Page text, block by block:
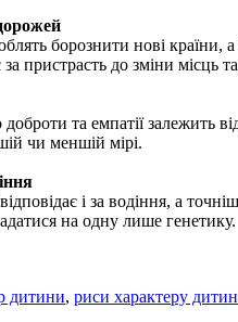
борознити нові країни,
за пристрасть до зміни місць
доброти та емпатії залежить
чи меншій мірі.
і за водіння, а
на одну лише генетику.
дитини, риси характеру